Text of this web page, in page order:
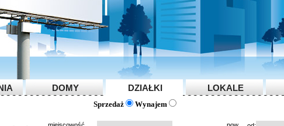
Sprzedaż Wynajem
DOMY DZIAŁKI LOKALE